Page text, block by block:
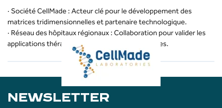
· Société CellMade : Acteur clé pour le développement des
matrices tridimensionnelles et partenaire technologique.
· Réseau des hôpitaux régionaux : Collaboration pour valider les
applications thérapeutiques et environnementales.
NEWSLETTER